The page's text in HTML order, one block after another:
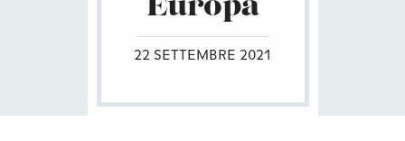
Europa
22 SETTEMBRE 2021